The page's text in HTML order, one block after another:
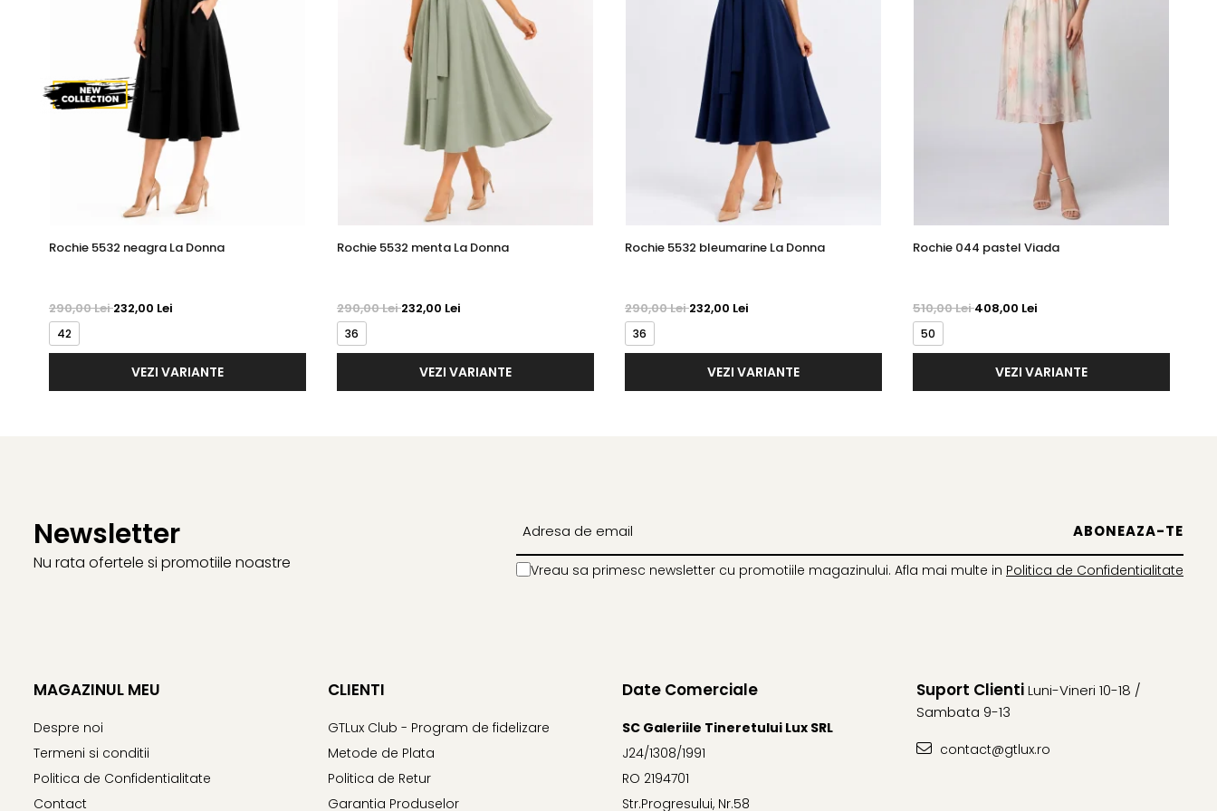
Rochie 5532 neagra La Donna
290,00 Lei232,00 Lei
42
VEZI VARIANTE
Rochie 5532 menta La Donna
290,00 Lei232,00 Lei
36
VEZI VARIANTE
Rochie 5532 bleumarine La Donna
290,00 Lei232,00 Lei
36
VEZI VARIANTE
Rochie 044 pastel Viada
510,00 Lei408,00 Lei
50
VEZI VARIANTE
Newsletter
Nu rata ofertele si promotiile noastre Vreau sa primesc newsletter cu promotiile magazinului. Afla mai multe in Politica de Confidentialitate
MAGAZINUL MEU
Despre noi
Termeni si conditii
Politica de Confidentialitate
Contact
CLIENTI
GTLux Club - Program de fidelizare
Metode de Plata
Politica de Retur
Garantia Produselor
Date Comerciale
SC Galeriile Tineretului Lux SRL
J24/1308/1991
RO 2194701
Str.Progresului, Nr.58
Suport ClientiLuni-Vineri 10-18 /
Sambata 9-13
contact@gtlux.ro